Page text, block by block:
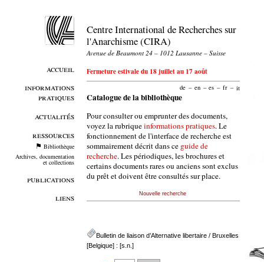
accueil
informations
pratiques
actualités
ressources
Bibliothèque
Archives, documentation
et collections
publications
liens
Centre International de Recherches sur
l'Anarchisme (CIRA)
Avenue de Beaumont 24 – 1012 Lausanne – Suisse
Fermeture estivale du 18 juillet au 17 août
de – en – es – fr – it
Catalogue de la bibliothèque
Pour consulter ou emprunter des documents,
voyez la rubriqueinformations pratiques. Le
fonctionnement de l'interface de recherche est
sommairement décrit dans ce guide de
recherche. Les périodiques, les brochures et
certains documents rares ou anciens sont exclus
du prêt et doivent être consultés sur place.
Nouvelle recherche
Bulletin de liaison d’Alternative libertaire/ Bruxelles
[Belgique] : [s.n.]